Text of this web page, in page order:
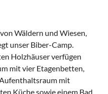
Wäldern und Wiesen,
unser Biber-Camp.
Holzhäuser verfügen
mit vier Etagenbetten,
mit
Küche sowie einem Bad